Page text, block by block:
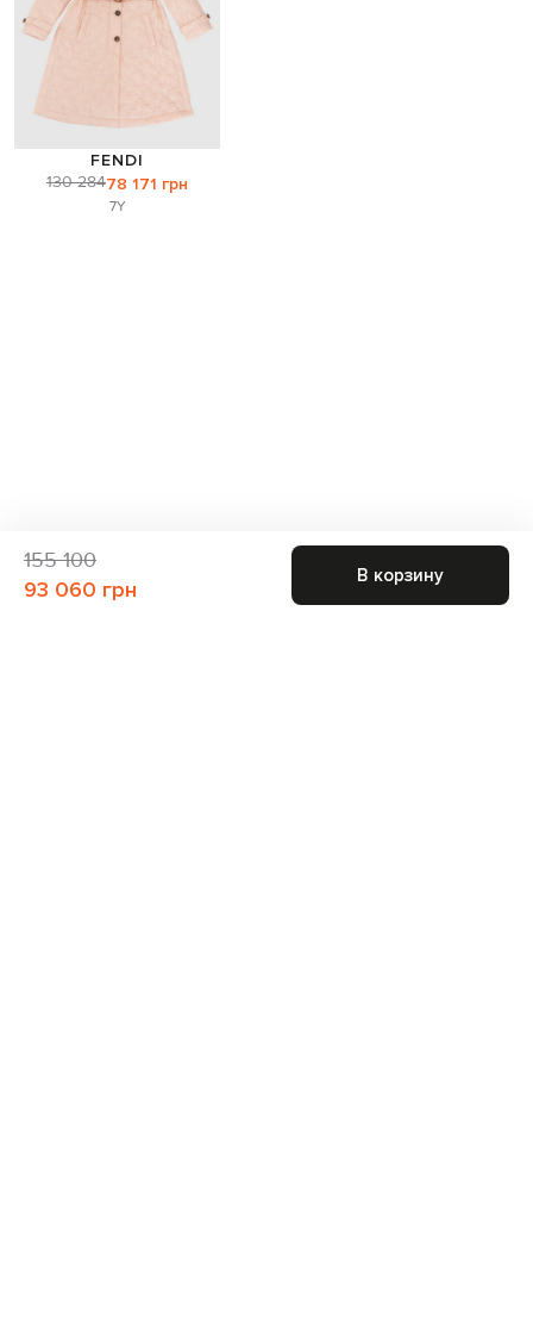
FENDI
130 28478 171 грн
7Y
155 100
93 060 грн
В корзину